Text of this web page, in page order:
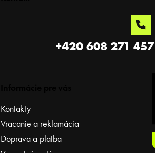
+420 608 271 457
Kontakty
Vracanie a reklamácia
Doprava a platba